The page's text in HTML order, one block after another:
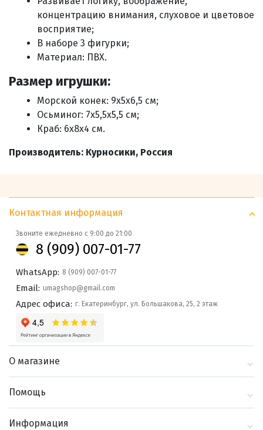
концентрацию внимания, слуховое и цветовое
восприятие;
В наборе 3 фигурки;
Материал: ПВХ.
Размер игрушки:
Морской конек: 9х5х6,5 см;
Осьминог: 7х5,5х5,5 см;
Краб: 6х8х4 см.
Производитель: Курносики, Россия
Контактная информация
Звоните ежедневно с 9:00 до 21:00
8 (909) 007-01-77
WhatsApp: 8 (909) 007-01-77
Email: umagshop@gmail.com
Адрес офиса: г. Екатеринбург, ул. Большакова, 25, 2 этаж
О магазине
Блог
Помощь
Информация